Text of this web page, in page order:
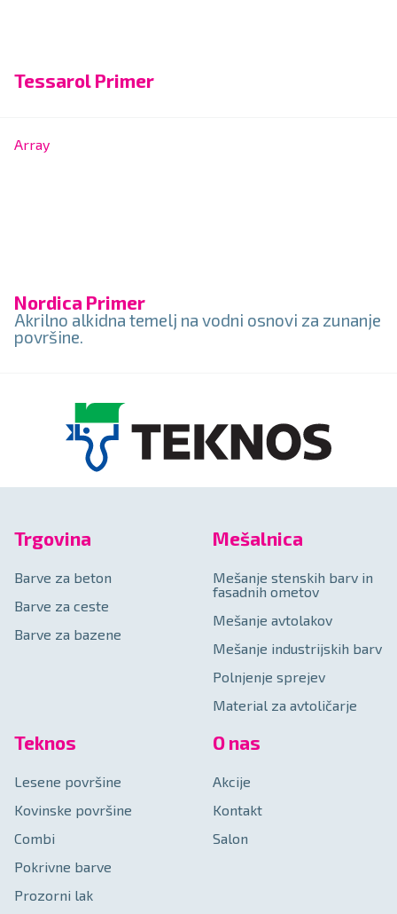
Tessarol Primer
Array
Nordica Primer
Akrilno alkidna temelj na vodni osnovi za zunanje
površine.
Trgovina
Barve za beton
Barve za ceste
Barve za bazene
Mešalnica
Mešanje stenskih barv in
fasadnih ometov
Mešanje avtolakov
Mešanje industrijskih barv
Polnjenje sprejev
Material za avtoličarje
Teknos
Lesene površine
Kovinske površine
Combi
Pokrivne barve
Prozorni lak
O nas
Akcije
Kontakt
Salon